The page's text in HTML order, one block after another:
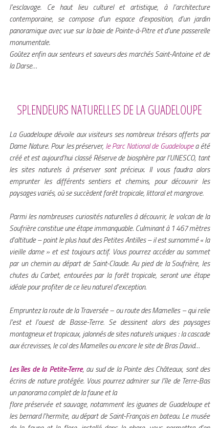
l’esclavage. Ce haut lieu culturel et artistique, à l’architecture
contemporaine, se compose d’un espace d’exposition, d’un jardin
panoramique avec vue sur la baie de Pointe-à-Pitre et d’une passerelle
monumentale.
Goûtez enfin aux senteurs et saveurs des marchés Saint-Antoine et de
la Darse…
SPLENDEURS NATURELLES DE LA GUADELOUPE
La Guadeloupe dévoile aux visiteurs ses nombreux trésors offerts par
Dame Nature. Pour les préserver, le Parc National de Guadeloupea été
créé et est aujourd’hui classé Réserve de biosphère par l’UNESCO, tant
les sites naturels à préserver sont précieux. Il vous faudra alors
emprunter les différents sentiers et chemins, pour découvrir les
paysages variés, où se succèdent forêt tropicale, littoral et mangrove.
Parmi les nombreuses curiosités naturelles à découvrir, le volcan de la
Soufrière constitue une étape immanquable. Culminant à 1 467 mètres
d’altitude – point le plus haut des Petites Antilles – il est surnommé « la
vieille dame » et est toujours actif. Vous pourrez accéder au sommet
par un chemin au départ de Saint-Claude. Au pied de la Soufrière, les
chutes du Carbet, entourées par la forêt tropicale, seront une étape
idéale pour profiter de ce lieu naturel d’exception.
Empruntez la route de la Traversée – ou route des Mamelles – qui relie
l’est et l’ouest de Basse-Terre. Se dessinent alors des paysages
montagneux et tropicaux, jalonnés de sites naturels uniques : la cascade
aux écrevisses, le col des Mamelles ou encore le site de Bras David…
Les îles de la Petite-Terre, au sud de la Pointe des Châteaux, sont des
écrins de nature protégée. Vous pourrez admirer sur l’île de Terre-Bas
un panorama complet de la faune et la
flore préservée et sauvage, notamment les iguanes de Guadeloupe et
les bernard l’hermite, au départ de Saint-François en bateau. Le musée